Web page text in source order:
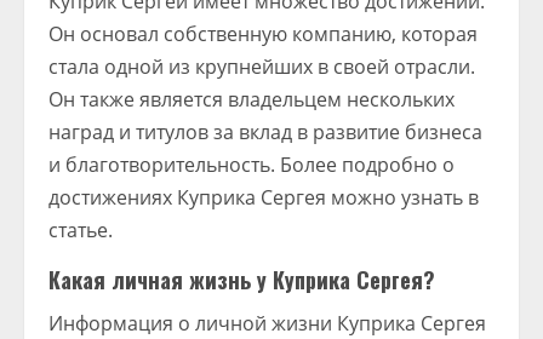
Он основал собственную компанию, которая
стала одной из крупнейших в своей отрасли.
Он также является владельцем нескольких
наград и титулов за вклад в развитие бизнеса
и благотворительность. Более подробно о
достижениях Куприка Сергея можно узнать в
статье.
Какая личная жизнь у Куприка Сергея?
Информация о личной жизни Куприка Сергея